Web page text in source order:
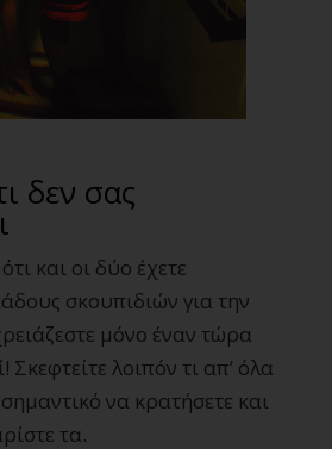
δεν σας
και οι δύο έχετε
σκουπιδιών για την
μόνο έναν τώρα
Σκεφτείτε λοιπόν τι απ’ όλα
να κρατήσετε και
τα.